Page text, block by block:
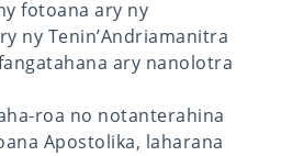
fotoana ary ny
ny Tenin’Andriamanitra
ary nanolotra
roa no notanterahina
Apostolika, laharana